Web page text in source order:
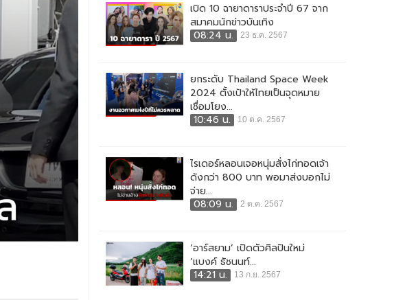
เปิด 10 ฉายาดาราประจำปี 67 จาก
สมาคมนักข่าวบันเทิง
08:24 น.
23 ธ.ค. 2567
ยกระดับ Thailand Space Week
2024 ตั้งเป้าให้ไทยเป็นจุดหมาย
เชื่อมโยง...
10:46 น.
10 ต.ค. 2567
ไรเดอร์หลอนเจอหนุ่มสั่งไก่ทอดเจ้า
ดังกว่า 800 บาท พอมาส่งบอกไม่
จ่าย...
08:09 น.
2 ต.ค. 2567
‘อาร์สยาม’ เปิดตัวศิลปินใหม่
‘แบงค์ ธัชนนท์...
14:21 น.
13 ก.ย. 2567